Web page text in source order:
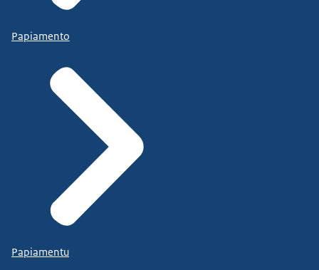
Papiamento
Papiamentu